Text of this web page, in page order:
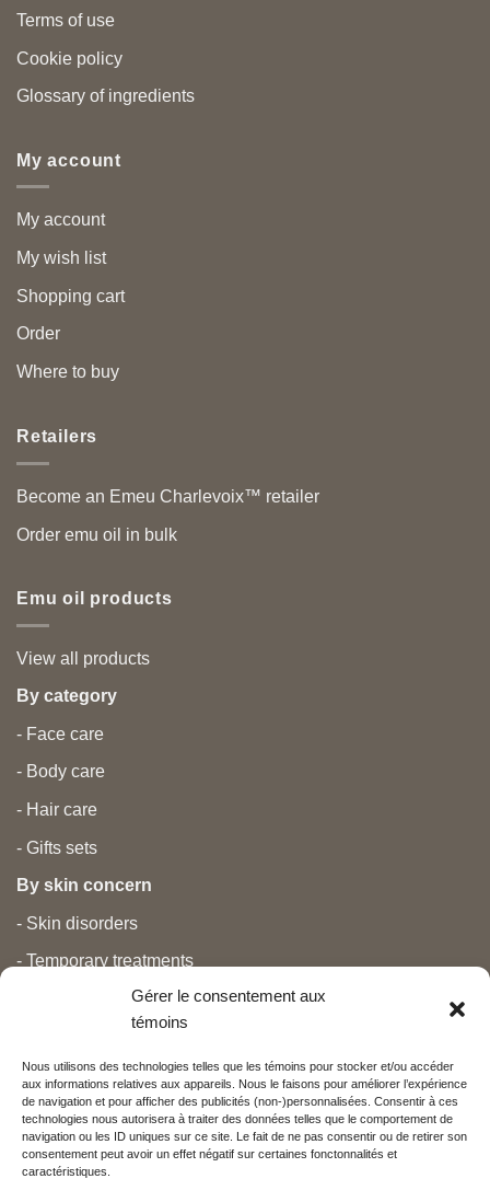
Gérer le consentement aux
témoins
Nous utilisons des technologies telles que les témoins pour stocker et/ou accéder
aux informations relatives aux appareils. Nous le faisons pour améliorer l’expérience
de navigation et pour afficher des publicités (non-)personnalisées. Consentir à ces
technologies nous autorisera à traiter des données telles que le comportement de
navigation ou les ID uniques sur ce site. Le fait de ne pas consentir ou de retirer son
consentement peut avoir un effet négatif sur certaines fonctonnalités et
caractéristiques.
Terms of use
Cookie policy
Glossary of ingredients
My account
My account
My wish list
Shopping cart
Order
Where to buy
Retailers
Become an Emeu Charlevoix™ retailer
Order emu oil in bulk
Emu oil products
View all products
By category
- Face care
- Body care
- Hair care
- Gifts sets
By skin concern
- Skin disorders
- Temporary treatments
- Pregnancy and newborns
- Anti aging and beauty
Nos partenaires